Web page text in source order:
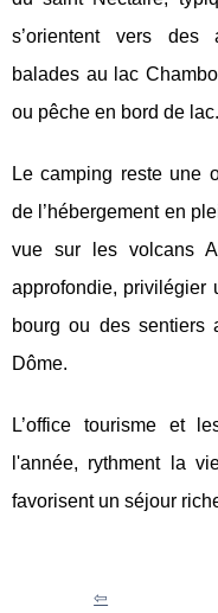
s’orientent vers des
balades au lac
ou pêche en bord de lac.
Le camping reste une
de l’hébergement en
vue sur les volcans
approfondie, privilégier
bourg ou des sentiers
Dôme.
L’office tourisme et
l'année, rythment la
favorisent un séjour